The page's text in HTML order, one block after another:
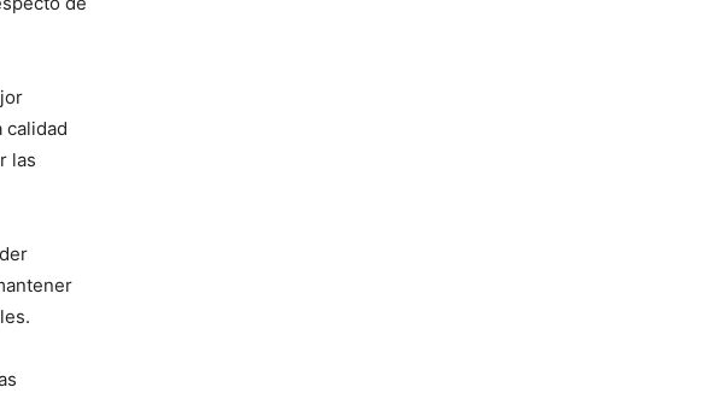
calidad
las